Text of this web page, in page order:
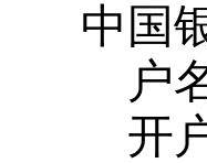
中国
户
开